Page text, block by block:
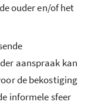
ouder en/of het
aanspraak kan
de bekostiging
informele sfeer